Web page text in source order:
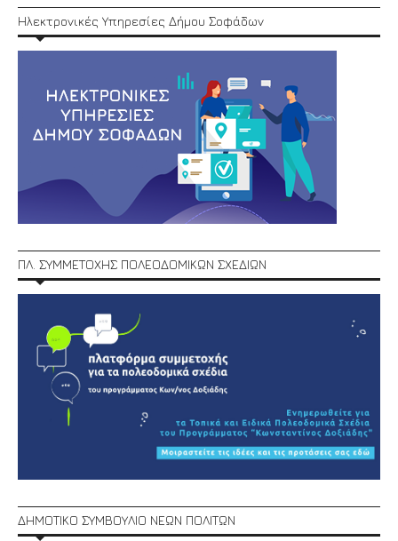
Ηλεκτρονικές Υπηρεσίες Δήμου Σοφάδων
ΠΛ. ΣΥΜΜΕΤΟΧΗΣ ΠΟΛΕΟΔΟΜΙΚΩΝ ΣΧΕΔΙΩΝ
ΔΗΜΟΤΙΚΟ ΣΥΜΒΟΥΛΙΟ ΝΕΩΝ ΠΟΛΙΤΩΝ